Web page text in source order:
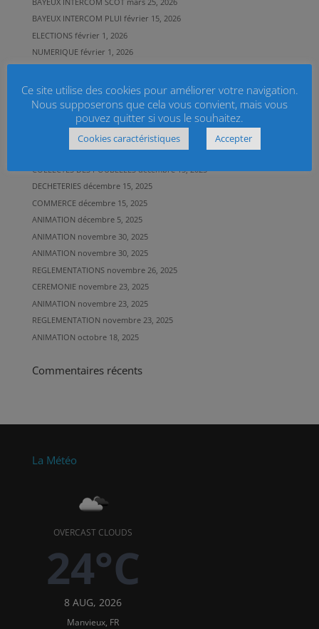
BAYEUX INTERCOM PLUI février 15, 2026
ELECTIONS février 1, 2026
NUMERIQUE février 1, 2026
TRANSPORT
janvier 16, 2026
TRANSPORT janvier 16, 2026
CARTE DECHETERIES janvier 7, 2026
POUBELLES GRISES décembre 23, 2025
décembre 15, 2025
COLLECTES DES POUBELLES décembre 15, 2025
DECHETERIES décembre 15, 2025
COMMERCE décembre 15, 2025
ANIMATION décembre 5, 2025
ANIMATION novembre 30, 2025
ANIMATION novembre 30, 2025
REGLEMENTATIONS novembre 26, 2025
CEREMONIE novembre 23, 2025
ANIMATION novembre 23, 2025
REGLEMENTATION novembre 23, 2025
ANIMATION octobre 18, 2025
Commentaires récents
La Météo
OVERCAST CLOUDS
24°C
8 AUG, 2026
Manvieux, FR
Ce site utilise des cookies pour améliorer votre navigation.
Nous supposerons que cela vous convient, mais vous
pouvez quitter si vous le souhaitez.
Cookies caractéristiques Accepter